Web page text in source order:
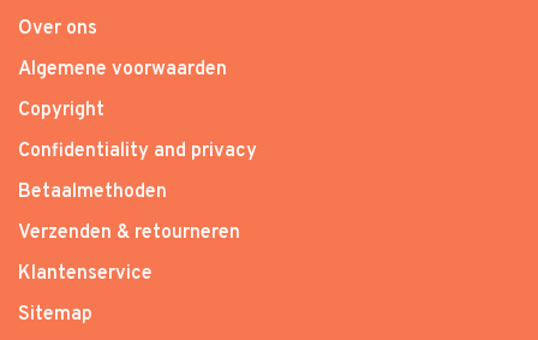
Over ons
Algemene voorwaarden
Copyright
Confidentiality and privacy
Betaalmethoden
Verzenden & retourneren
Klantenservice
Sitemap